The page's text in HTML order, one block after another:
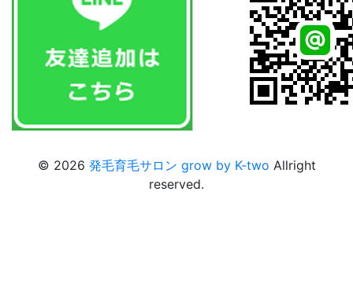
© 2026 発毛育毛サロン grow by K-two Allright
reserved.